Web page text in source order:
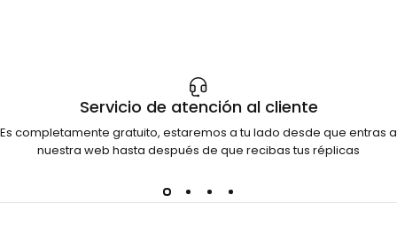
Servicio de atención al cliente
Es completamente gratuito, estaremos a tu lado desde que entras a
nuestra web hasta después de que recibas tus réplicas